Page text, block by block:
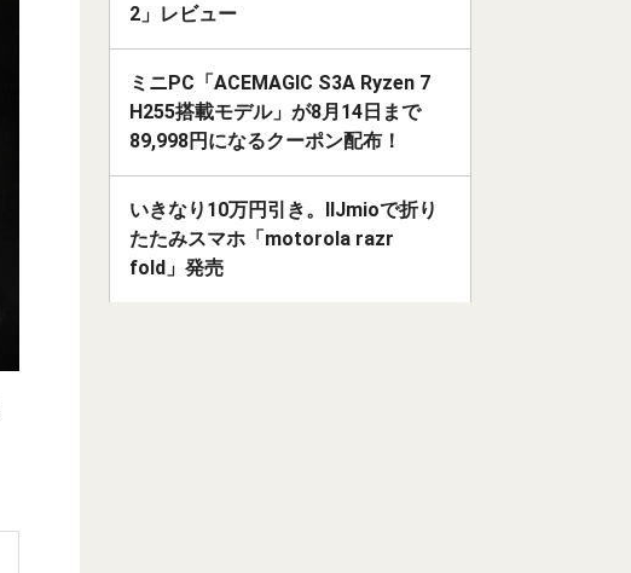
2」レビュー
ミニPC「ACEMAGIC S3A Ryzen 7
H255搭載モデル」が8月14日まで
89,998円になるクーポン配布！
いきなり10万円引き。IIJmioで折り
たたみスマホ「motorola razr
fold」発売